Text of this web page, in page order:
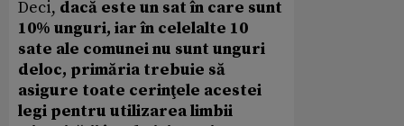
Deci, dacă este un sat în care sunt
10% unguri, iar în celelalte 10
sate ale comunei nu sunt unguri
deloc, primăria trebuie să
asigure toate cerinţele acestei
legi pentru utilizarea limbii